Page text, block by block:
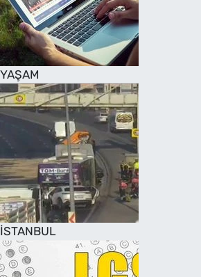
YAŞAM
İSTANBUL
SAĞLIK
TV REHBERİ